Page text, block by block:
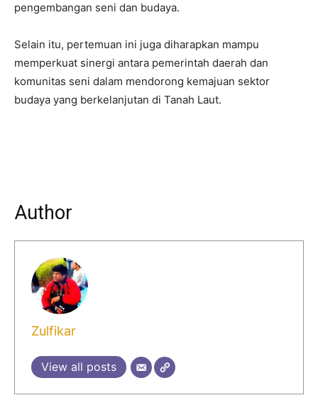
pengembangan seni dan budaya.
Selain itu, pertemuan ini juga diharapkan mampu
memperkuat sinergi antara pemerintah daerah dan
komunitas seni dalam mendorong kemajuan sektor
budaya yang berkelanjutan di Tanah Laut.
Author
Zulfikar
View all posts